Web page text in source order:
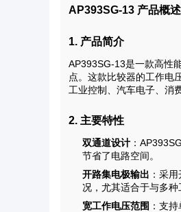
AP393SG-13 产品概述
1. 产品简介
AP393SG-13是一款高性
点。这款比较器的工作电
工业控制、汽车电子、消
2. 主要特性
双通道设计 ：
节省了电路空间。
开路集电极输出 ：采
况，尤其适合于与多种
宽工作电压范围 ：支